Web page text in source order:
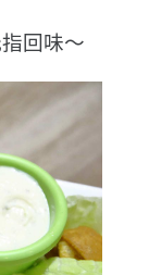
回味〜